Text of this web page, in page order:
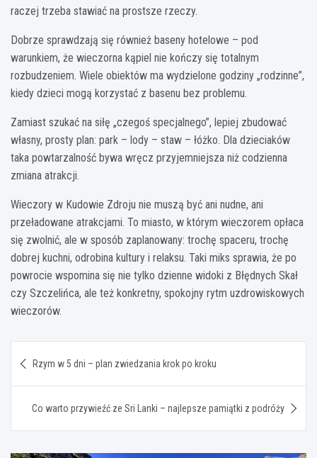
raczej trzeba stawiać na prostsze rzeczy.
Dobrze sprawdzają się również baseny hotelowe – pod
warunkiem, że wieczorna kąpiel nie kończy się totalnym
rozbudzeniem. Wiele obiektów ma wydzielone godziny „rodzinne”,
kiedy dzieci mogą korzystać z basenu bez problemu.
Zamiast szukać na siłę „czegoś specjalnego”, lepiej zbudować
własny, prosty plan: park – lody – staw – łóżko. Dla dzieciaków
taka powtarzalność bywa wręcz przyjemniejsza niż codzienna
zmiana atrakcji.
Wieczory w Kudowie Zdroju nie muszą być ani nudne, ani
przeładowane atrakcjami. To miasto, w którym wieczorem opłaca
się zwolnić, ale w sposób zaplanowany: trochę spaceru, trochę
dobrej kuchni, odrobina kultury i relaksu. Taki miks sprawia, że po
powrocie wspomina się nie tylko dzienne widoki z Błędnych Skał
czy Szczelińca, ale też konkretny, spokojny rytm uzdrowiskowych
wieczorów.
wpisu
Rzym w 5 dni – plan zwiedzania krok po kroku
Co warto przywieźć ze Sri Lanki – najlepsze pamiątki z podróży